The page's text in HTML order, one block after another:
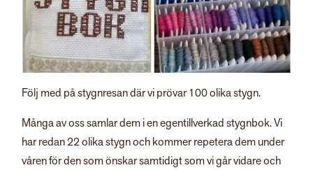
Följ med på stygnresan där vi prövar 100 olika stygn.
Många av oss samlar dem i en egentillverkad stygnbok. Vi
har redan 22 olika stygn och kommer repetera dem under
våren för den som önskar samtidigt som vi går vidare och